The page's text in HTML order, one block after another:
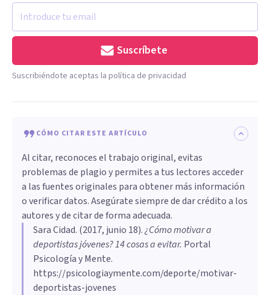
Suscríbete
Suscribiéndote aceptas la política de privacidad
CÓMO CITAR ESTE ARTÍCULO
Al citar, reconoces el trabajo original, evitas
problemas de plagio y permites a tus lectores acceder
a las fuentes originales para obtener más información
o verificar datos. Asegúrate siempre de dar crédito a los
autores y de citar de forma adecuada.
Sara Cidad. (2017, junio 18).¿Cómo motivar a
deportistas jóvenes? 14 cosas a evitar. Portal
Psicología y Mente.
https://psicologiaymente.com/deporte/motivar-
deportistas-jovenes